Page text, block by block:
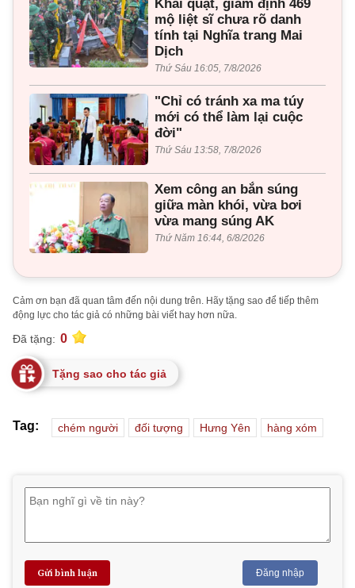
Khai quật, giám định 469
mộ liệt sĩ chưa rõ danh
tính tại Nghĩa trang Mai
Dịch
Thứ Sáu 16:05, 7/8/2026
"Chỉ có tránh xa ma túy
mới có thể làm lại cuộc
đời"
Thứ Sáu 13:58, 7/8/2026
Xem công an bắn súng
giữa màn khói, vừa bơi
vừa mang súng AK
Thứ Năm 16:44, 6/8/2026
Cảm ơn bạn đã quan tâm đến nội dung trên. Hãy tặng sao để tiếp thêm
động lực cho tác giả có những bài viết hay hơn nữa.
Đã tặng: 0
Tặng sao cho tác giả
Tag: chém người đối tượng Hưng Yên hàng xóm
Gửi bình luận Đăng nhập